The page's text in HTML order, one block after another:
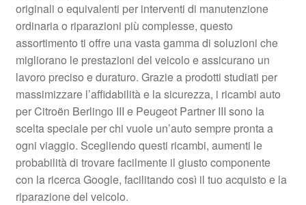
Rimostranza
Spedizione in tutto il mondo
Termini e condizioni
originali o equivalenti per interventi di manutenzione
ordinaria o riparazioni più complesse, questo
assortimento ti offre una vasta gamma di soluzioni che
migliorano le prestazioni del veicolo e assicurano un
lavoro preciso e duraturo. Grazie a prodotti studiati per
massimizzare l’affidabilità e la sicurezza, i ricambi auto
per Citroën Berlingo III e Peugeot Partner III sono la
scelta speciale per chi vuole un’auto sempre pronta a
ogni viaggio. Scegliendo questi ricambi, aumenti le
probabilità di trovare facilmente il giusto componente
con la ricerca Google, facilitando così il tuo acquisto e la
riparazione del veicolo.